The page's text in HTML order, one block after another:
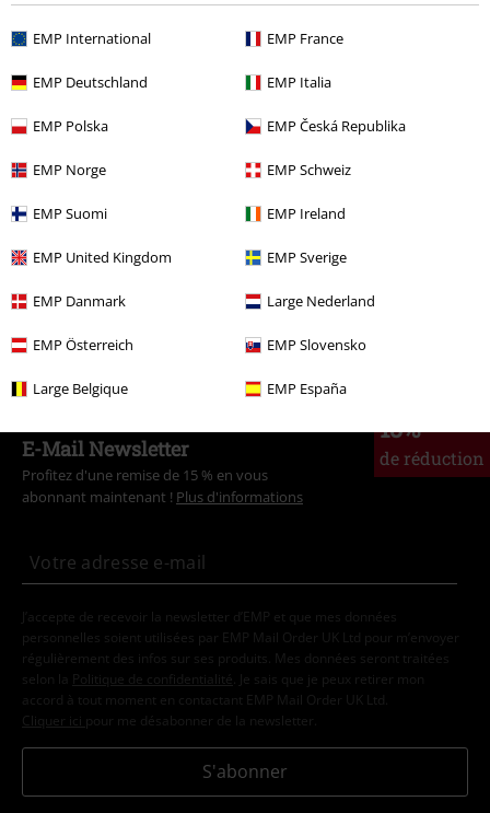
EMP International EMP France
EMP Deutschland EMP Italia
EMP Polska EMP Česká Republika
EMP Norge EMP Schweiz
EMP Suomi EMP Ireland
EMP United Kingdom EMP Sverige
EMP Danmark Large Nederland
EMP Österreich EMP Slovensko
Large Belgique EMP España
À partir de€ 26,99
Plus de catégories. Plus d'options.
Vêtements T-Shirts
Vêtements de marque Cupcake Cult
Thèmes T-Shirts
Thèmes T-shirts noirs
Grandes tailles
15%
de réduction
E-Mail Newsletter
Profitez d'une remise de 15 % en vous
abonnant maintenant ! Plus d'informations
J’accepte de recevoir la newsletter d’EMP et que mes données
personnelles soient utilisées par EMP Mail Order UK Ltd pour m’envoyer
régulièrement des infos sur ses produits. Mes données seront traitées
selon la
Politique de confidentialité . Je sais que je peux retirer mon
accord à tout moment en contactant EMP Mail Order UK Ltd.
Cliquer ici pour me désabonner de la newsletter.
S'abonner